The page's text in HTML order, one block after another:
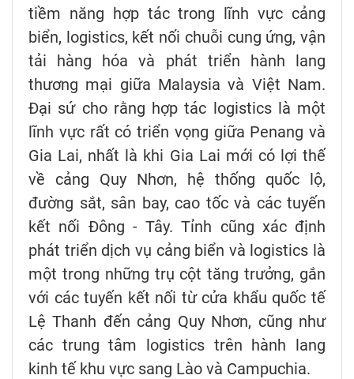
tiềm năng hợp tác trong lĩnh vực cảng
biển, logistics, kết nối chuỗi cung ứng, vận
tải hàng hóa và phát triển hành lang
thương mại giữa Malaysia và Việt Nam.
Đại sứ cho rằng hợp tác logistics là một
lĩnh vực rất có triển vọng giữa Penang và
Gia Lai, nhất là khi Gia Lai mới có lợi thế
về cảng Quy Nhơn, hệ thống quốc lộ,
đường sắt, sân bay, cao tốc và các tuyến
kết nối Đông - Tây. Tỉnh cũng xác định
phát triển dịch vụ cảng biển và logistics là
một trong những trụ cột tăng trưởng, gắn
với các tuyến kết nối từ cửa khẩu quốc tế
Lệ Thanh đến cảng Quy Nhơn, cũng như
các trung tâm logistics trên hành lang
kinh tế khu vực sang Lào và Campuchia.